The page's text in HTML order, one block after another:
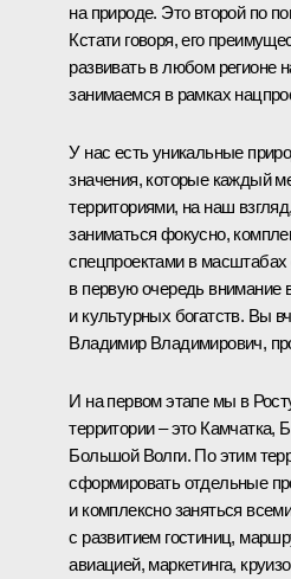
на природе. Это второй по
Кстати говоря, его
развивать в любом регионе
занимаемся в рамках
У нас есть уникальные
значения, которые каждый
территориями, на наш
заниматься фокусно,
спецпроектами в
в первую очередь внимание
и культурных богатств. Вы
Владимир Владимирович,
И на первом этапе мы в
территории – это Камчатка,
Большой Волги. По этим
сформировать отдельные
и комплексно заняться
с развитием гостиниц,
авиацией, маркетинга,